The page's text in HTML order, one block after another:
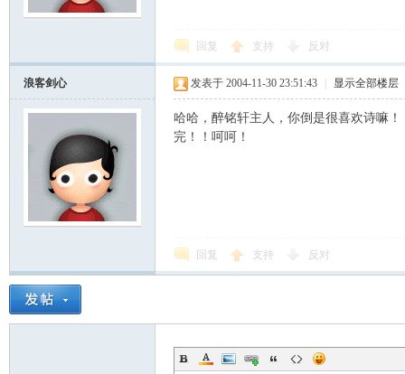
回复 支持 反对
浪客剑心 发表于 2004-11-30 23:51:43 显示全部楼层
哈哈，醉铭轩主人，你倒是很喜欢诗嘛
完！！呵呵！
回复 支持 反对